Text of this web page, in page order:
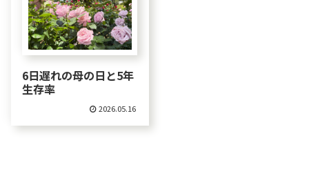
6日遅れの母の日と5年
生存率
2026.05.16